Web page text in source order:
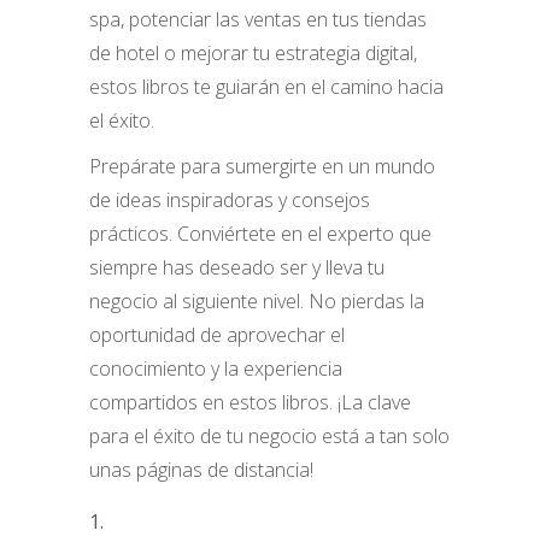
spa, potenciar las ventas en tus tiendas
de hotel o mejorar tu estrategia digital,
estos libros te guiarán en el camino hacia
el éxito.
Prepárate para sumergirte en un mundo
de ideas inspiradoras y consejos
prácticos. Conviértete en el experto que
siempre has deseado ser y lleva tu
negocio al siguiente nivel. No pierdas la
oportunidad de aprovechar el
conocimiento y la experiencia
compartidos en estos libros. ¡La clave
para el éxito de tu negocio está a tan solo
unas páginas de distancia!